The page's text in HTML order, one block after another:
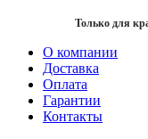
Только для
О компании
Доставка
Оплата
Гарантии
Контакты